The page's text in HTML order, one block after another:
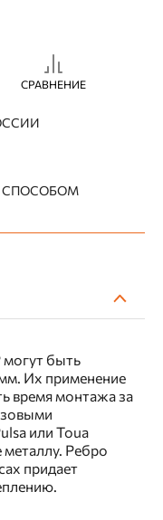
СРАВНЕНИЕ
могут быть
Их применение
время монтажа за
или Toua
металлу. Ребро
придает